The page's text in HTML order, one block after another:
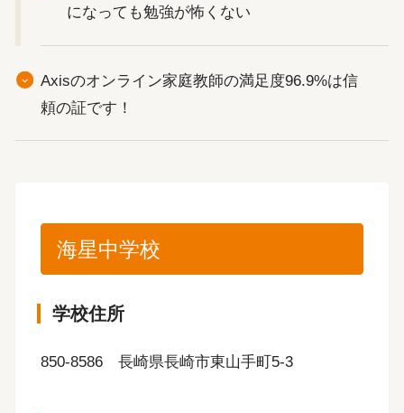
になっても勉強が怖くない
Axisのオンライン家庭教師の満足度96.9%は信
頼の証です！
海星中学校
学校住所
850-8586 長崎県長崎市東山手町5-3